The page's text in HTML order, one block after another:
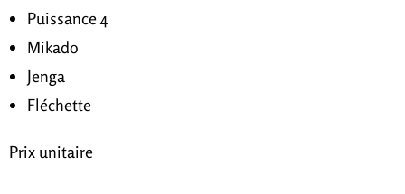
Puissance 4
Mikado
Jenga
Fléchette
Prix unitaire